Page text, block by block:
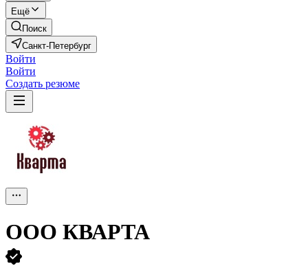
Ещё
Поиск
Санкт-Петербург
Войти
Войти
Создать резюме
ООО КВАРТА